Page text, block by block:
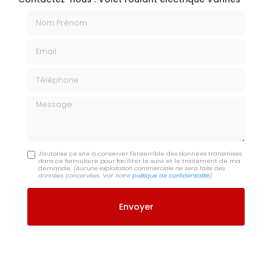
Message
J'autorise ce site à conserver l'ensemble des données transmises
dans ce formulaire pour faciliter le suivi et le traitement de ma
demande. (Aucune exploitation commerciale ne sera faite des
données concervées. Voir notrepolitique de confidentialité)